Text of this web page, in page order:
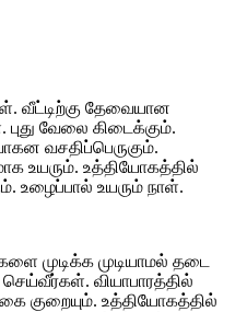
வீட்டிற்கு தேவையான
வேலை கிடைக்கும்.
வசதிப்பெருகும்.
உயரும். உத்தியோகத்தில்
உழைப்பால் உயரும் நாள்.
முடிக்க முடியாமல் தடை
வியாபாரத்தில்
குறையும். உத்தியோகத்தில்